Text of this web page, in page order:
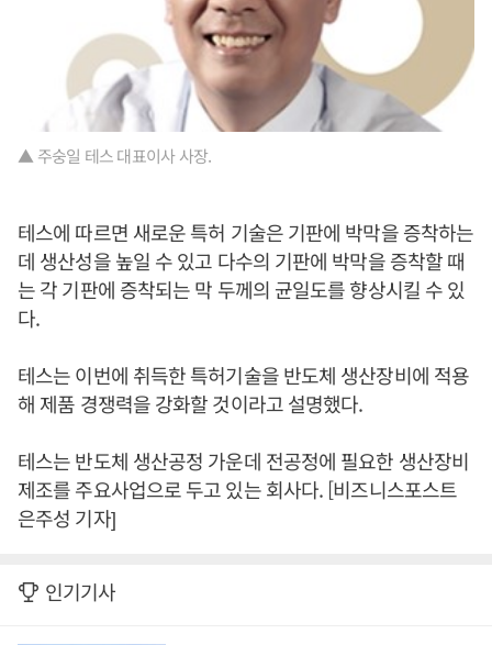
▲ 주숭일 테스 대표이사 사장.
테스에 따르면 새로운 특허 기술은 기판에 박막을 증착하는
데 생산성을 높일 수 있고 다수의 기판에 박막을 증착할 때
는 각 기판에 증착되는 막 두께의 균일도를 향상시킬 수 있
다.
테스는 이번에 취득한 특허기술을 반도체 생산장비에 적용
해 제품 경쟁력을 강화할 것이라고 설명했다.
테스는 반도체 생산공정 가운데 전공정에 필요한 생산장비
제조를 주요사업으로 두고 있는 회사다. [비즈니스포스트
은주성 기자]
인기기사